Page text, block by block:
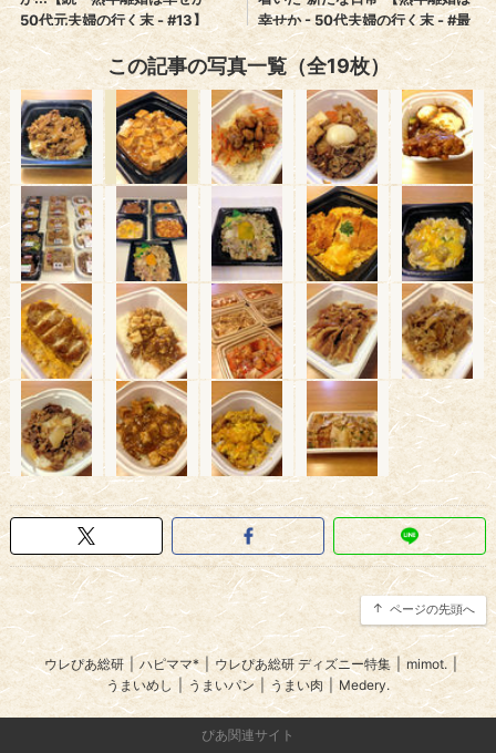
この記事の写真一覧（全19枚）
ページの先頭へ
ウレぴあ総研 | ハピママ* | ウレぴあ総研 ディズニー特集 mimot.
うまいめし | うまいパン うまい肉 | Medery.
ぴあ関連サイト